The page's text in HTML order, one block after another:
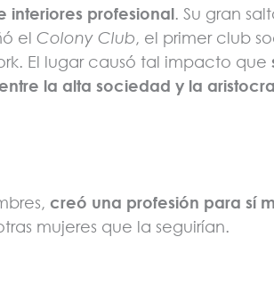
interiores profesional. Su gran
el Colony Club, el primer club
El lugar causó tal impacto que
la alta sociedad y la
creó una profesión para sí
mujeres que la seguirían.